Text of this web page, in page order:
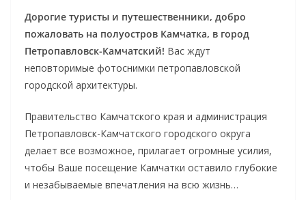
Дорогие туристы и путешественники, добро
пожаловать на полуостров Камчатка, в город
Петропавловск-Камчатский! Вас ждут
неповторимые фотоснимки петропавловской
городской архитектуры.
Правительство Камчатского края и администрация
Петропавловск-Камчатского городского округа
делает все возможное, прилагает огромные усилия,
чтобы Ваше посещение Камчатки оставило глубокие
и незабываемые впечатления на всю жизнь…